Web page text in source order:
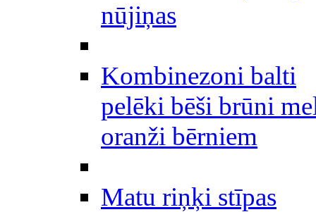
nūjiņas
Kombinezoni balti
pelēki bēši brūni
oranži bērniem
Matu riņķi stīpas